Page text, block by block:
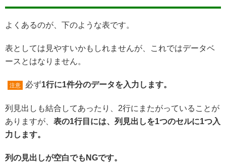
よくあるのが、下のような表です。
表としては見やすいかもしれませんが、これではデータベ
ースとはなりません。
注意 必ず1行に1件分のデータを入力します。
列見出しも結合してあったり、2行にまたがっていることが
ありますが、 表の1行目には、列見出しを1つのセルに1つ入
力します。
列の見出しが空白でもNGです。